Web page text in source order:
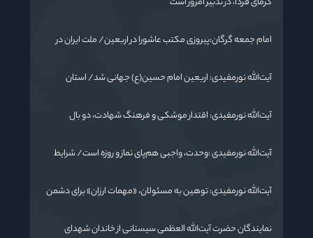
امام جمعه گرگان:پیروزی مکتب عاشورا در اربعین/ ملت ایران در
آیت‌الله نورمفیدی: اربعین امام حسین(ع) جهانی شد/ استان
دارد
آیت‌الله نورمفیدی: اقتدار موشکی و فرهنگ شهادت، دو بال
آیت‌الله نورمفیدی :وحدت، واجبی هم‌پای نماز و روزه است/ شرایط
آیت‌الله نورمفیدی: توهین به مسئولان، «مهمات ارزان» برای دشمن
نمایندگان حضرت آیت‌الله العظمی سیستانی از خاندان شهدای